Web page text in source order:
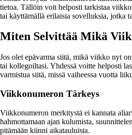
tietoa. Tällöin voit helposti tarkistaa
tai käyttämällä erilaisia sovelluksia, jotka
Miten Selvittää Mikä
Jos olet epävarma siitä, mikä viikko nyt
tai kollegoiltasi. Yhdessä voitte helposti
varmistua siitä, missä vaiheessa vuotta
Viikkonumeron Tärkeys
Viikkonumeron merkitystä ei kannata
hahmottamaan ajan kulumista,
pitämään kiinni aikatauluista.